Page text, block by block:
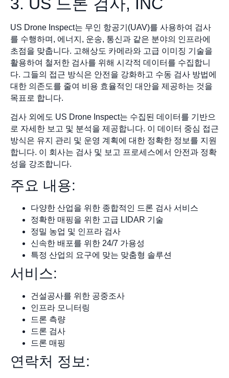
US Drone Inspect는 무인 항공기(UAV)를 사용하여 검사
를 수행하며, 에너지, 운송, 통신과 같은 분야의 인프라에
초점을 맞춥니다. 고해상도 카메라와 고급 이미징 기술을
활용하여 철저한 검사를 위해 시각적 데이터를 수집합니
다. 그들의 접근 방식은 안전을 강화하고 수동 검사 방법에
대한 의존도를 줄여 비용 효율적인 대안을 제공하는 것을
목표로 합니다.
검사 외에도 US Drone Inspect는 수집된 데이터를 기반으
로 자세한 보고 및 분석을 제공합니다. 이 데이터 중심 접근
방식은 유지 관리 및 운영 계획에 대한 정확한 정보를 지원
합니다. 이 회사는 검사 및 보고 프로세스에서 안전과 정확
성을 강조합니다.
주요 내용:
다양한 산업을 위한 종합적인 드론 검사 서비스
정확한 매핑을 위한 고급 LIDAR 기술
정밀 농업 및 인프라 검사
신속한 배포를 위한 24/7 가용성
특정 산업의 요구에 맞는 맞춤형 솔루션
서비스:
건설공사를 위한 공중조사
인프라 모니터링
드론 측량
드론 검사
드론 매핑
연락처 정보: